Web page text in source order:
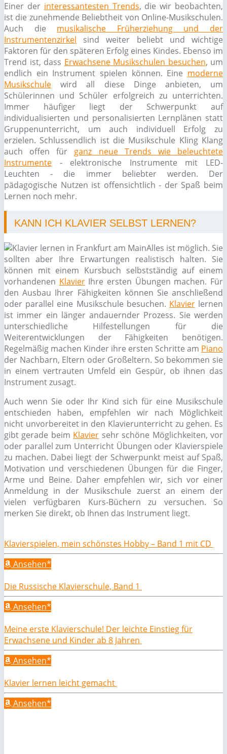
Einer der interessantesten Trends, die wir beobachten,
ist die zunehmende Beliebtheit von Online-Musikschulen.
Auch die musikalische Früherziehung und der
Instrumentenzirkel sind weiter beliebt und wichtige
Faktoren für den späteren Erfolg eines Kindes. Ebenso im
Trend ist, dass Erwachsene Musikschulen besuchen, um
endlich ein Instrument spielen können. Eine moderne
Musikschule wird all diese Dinge anbieten, um
Schülerinnen und Schüler erfolgreich zu unterrichten.
Immer häufiger liegt der Schwerpunkt auf
individualisierten und personalisierten Lernplänen statt
Gruppenunterricht, um auch individuell Erfolg zu
erzielen. Schlussendlich ist die Musikschule Kling Klang
auch offen für ganz neue Trends wie beleuchtete
Instrumente - elektronische Instrumente mit LED-
Leuchten - die immer beliebter werden. Der
pädagogische Nutzen ist offensichtlich - der Spaß beim
Lernen noch mehr.
KANN ICH KLAVIER SELBST LERNEN?
Alles ist möglich. Sie
sollten aber Ihre Erwartungen realistisch halten. Sie
können mit einem Kursbuch selbstständig auf einem
vorhandenen KlavierIhre ersten Übungen machen. Für
den Ausbau Ihrer Fähigkeiten können Sie anschließend
oder parallel eine Musikschule besuchen. Klavierlernen
ist immer ein länger andauernder Prozess. Sie werden
unterschiedliche Hilfestellungen für die
Weiterentwicklungen der Fähigkeiten benötigen.
Regelmäßig machen Kinder ihre ersten Schritte am Piano
der Nachbarn, Eltern oder Großeltern. So bekommen sie
in einem vertrauten Umfeld ein Gespür, ob ihnen das
Instrument zusagt.
Auch wenn Sie oder Ihr Kind sich für eine Musikschule
entschieden haben, empfehlen wir nach Möglichkeit
nicht unvorbereitet in den Klavierunterricht zu gehen. Es
gibt gerade beim Klavier sehr schöne Möglichkeiten, vor
oder parallel zum Unterricht Übungen oder Klavierspiele
zu machen. Dabei liegt der Schwerpunkt meist auf Spaß,
Motivation und verschiedenen Übungen für die Finger,
Arme und Beine. Daher empfehlen wir, sich vor einer
Anmeldung in der Musikschule zuerst an einem der
vielen verfügbaren Kurs-Büchern zu versuchen. So
merken Sie direkt, ob Ihnen das Instrument liegt.
Klavierspielen, mein schönstes Hobby – Band 1 mit CD
Ansehen*
Die Russische Klavierschule, Band 1
Ansehen*
Meine erste Klavierschule! Der leichte Einstieg für
Erwachsene und Kinder ab 8 Jahren
Ansehen*
Klavier lernen leicht gemacht
Ansehen*